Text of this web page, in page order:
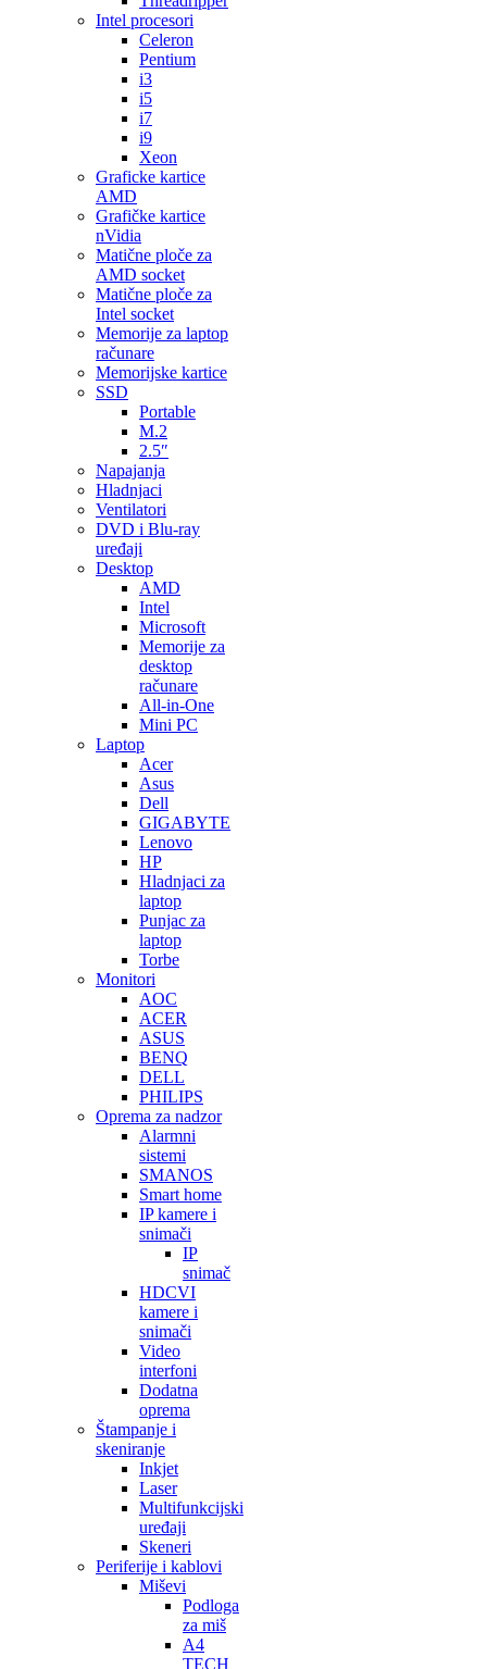
Intel procesori
Celeron
Pentium
i3
i5
i7
i9
Xeon
Graficke kartice
AMD
Grafičke kartice
nVidia
Matične ploče za
AMD socket
Matične ploče za
Intel socket
Memorije za laptop
računare
Memorijske kartice
SSD
Portable
M.2
2.5″
Napajanja
Hladnjaci
Ventilatori
DVD i Blu-ray
uređaji
Desktop
AMD
Intel
Microsoft
Memorije za
desktop
računare
All-in-One
Mini PC
Laptop
Acer
Asus
Dell
GIGABYTE
Lenovo
HP
Hladnjaci za
laptop
Punjac za
laptop
Torbe
Monitori
AOC
ACER
ASUS
BENQ
DELL
PHILIPS
Oprema za nadzor
Alarmni
sistemi
SMANOS
Smart home
IP kamere i
snimači
IP
snimač
HDCVI
kamere i
snimači
Video
interfoni
Dodatna
oprema
Štampanje i
skeniranje
Inkjet
Laser
Multifunkcijski
uređaji
Skeneri
Periferije i kablovi
Miševi
Podloga
za miš
A4
TECH